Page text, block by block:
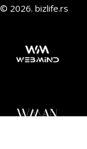
© 2026.bizlife.rs